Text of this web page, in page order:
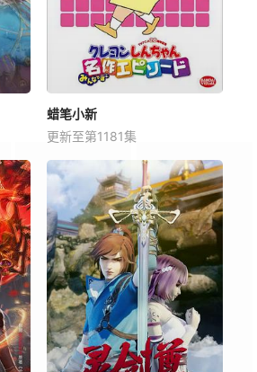
蜡笔小新
更新至第1181集